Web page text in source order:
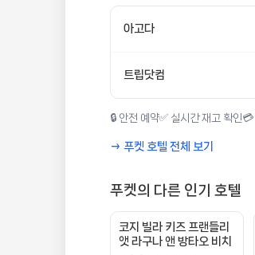
아고다
트립닷컴
🔒 안전 예약✅ 실시간 재고 확인💳
→ 푸켓 호텔 전체 보기
푸켓의 다른 인기 호텔
코지 빌라 키즈 프랜들리
앳 라구나 앤 방타오 비치